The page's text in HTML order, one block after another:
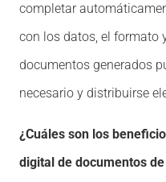
completar
con los datos, el formato
documentos generados
necesario y distribuirse
¿Cuáles son los
digital de documentos